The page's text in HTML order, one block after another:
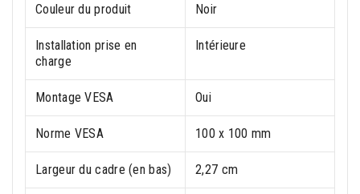
Couleur du produit Noir
Installation prise en
charge
Intérieure
Montage VESA Oui
Norme VESA 100 x 100 mm
Largeur du cadre (en bas) 2,27 cm